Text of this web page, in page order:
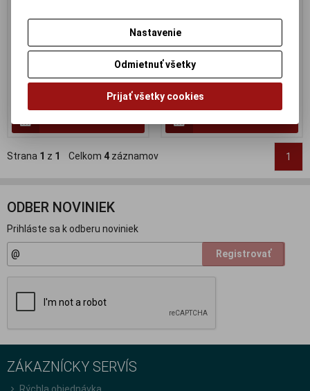
krabicka
Katalógové číslo:MC-
Skladom:
Výrobca:
Katalógové číslo:
312079046
Skladom:
80 EUR
Strana 1 z 1 Celkom 4 záznamov 1
ODBER NOVINIEK
Prihláste sa k odberu noviniek
Registrovať
ZÁKAZNÍCKY SERVÍS
Rýchla objednávka
Nastavenie
Odmietnuť všetky
Prijať všetky cookies